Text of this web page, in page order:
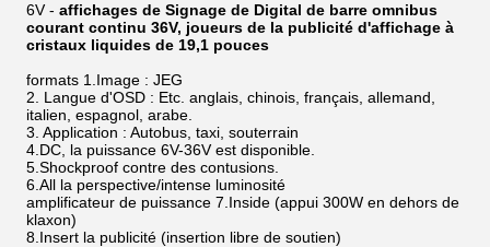
6V - affichages de Signage de Digital de barre omnibus
courant continu 36V, joueurs de la publicité d'affichage à
cristaux liquides de 19,1 pouces
formats 1.Image : JEG
2. Langue d'OSD : Etc. anglais, chinois, français, allemand,
italien, espagnol, arabe.
3. Application : Autobus, taxi, souterrain
4.DC, la puissance 6V-36V est disponible.
5.Shockproof contre des contusions.
6.All la perspective/intense luminosité
amplificateur de puissance 7.Inside (appui 300W en dehors de
klaxon)
8.Insert la publicité (insertion libre de soutien)